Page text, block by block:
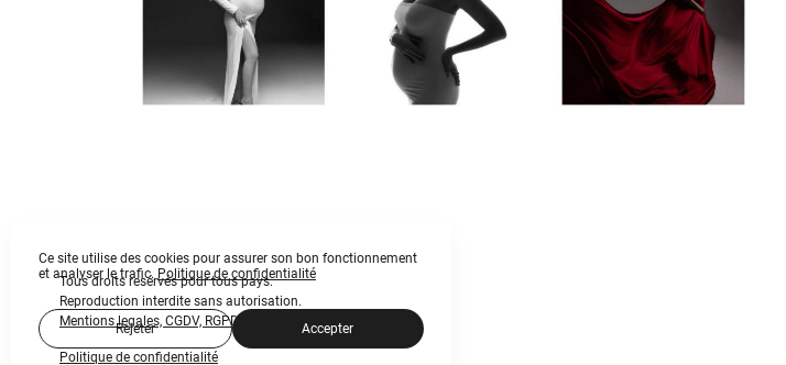
Tous droits resérvés pour tous pays.
Reproduction interdite sans autorisation.
Mentions legales, CGDV, RGPD ©MARIA VALUEVA
Politique de confidentialité
Ce site utilise des cookies pour assurer son bon fonctionnement
et analyser le trafic. Politique de confidentialité
Rejeter Accepter